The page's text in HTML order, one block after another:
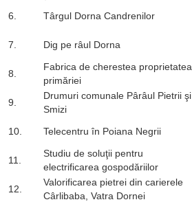
6.
Târgul Dorna Candrenilor
7.
Dig pe râul Dorna
8.
Fabrica de cherestea proprietatea
primăriei
9.
Drumuri comunale Pârâul Pietrii şi
Smizi
10. Telecentru în Poiana Negrii
11.
Studiu de soluţii pentru
electrificarea gospodăriilor
12.
Valorificarea pietrei din carierele
Cârlibaba, Vatra Dornei